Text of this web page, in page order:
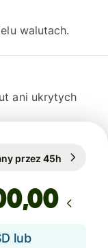
walutach.
ani ukrytych
GBP
przez 45h
,00
lub